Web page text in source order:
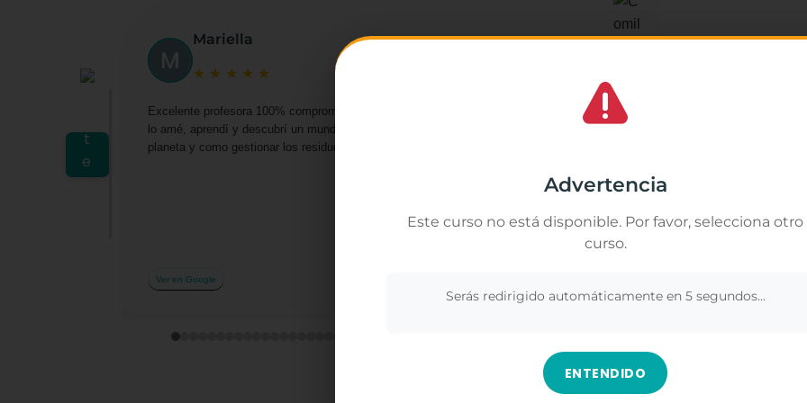
Gestionar el consentimiento de las cookies
mostrarte publicidad relacionada con tus preferencias en base a un perfil
a partir de tus hábitos de navegación (por ejemplo, páginas visitadas). Puedes
su uso pulsando el botón "Ver preferencias".
Mariella
★ ★ ★ ★ ★
Excelente profesora 100% comprometida por darnos lo mejor. Lástima que terminó el curso
lo amé, aprendí y descubrí un mundo lleno de oportunidades. De ser más amable con el
planeta y como gestionar los residuos desde casa y a nivel industrial.
Ver en Google
Yuri
duda, es una
Advertencia
Este curso no está disponible. Por favor, selecciona otro
curso.
Serás redirigido automáticamente en 5segundos...
ENTENDIDO